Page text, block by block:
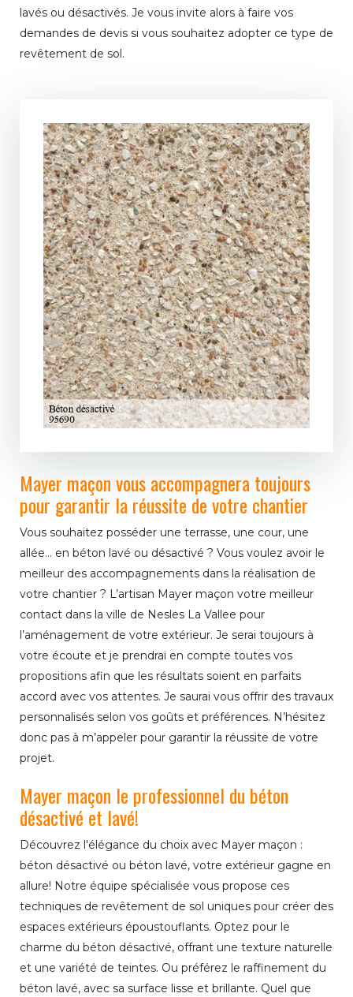
lavés ou désactivés. Je vous invite alors à faire vos
demandes de devis si vous souhaitez adopter ce type de
revêtement de sol.
Mayer maçon vous accompagnera toujours
pour garantir la réussite de votre chantier
Vous souhaitez posséder une terrasse, une cour, une
allée… en béton lavé ou désactivé ? Vous voulez avoir le
meilleur des accompagnements dans la réalisation de
votre chantier ? L’artisan Mayer maçon votre meilleur
contact dans la ville de Nesles La Vallee pour
l’aménagement de votre extérieur. Je serai toujours à
votre écoute et je prendrai en compte toutes vos
propositions afin que les résultats soient en parfaits
accord avec vos attentes. Je saurai vous offrir des travaux
personnalisés selon vos goûts et préférences. N’hésitez
donc pas à m’appeler pour garantir la réussite de votre
projet.
Mayer maçon le professionnel du béton
désactivé et lavé!
Découvrez l'élégance du choix avec Mayer maçon :
béton désactivé ou béton lavé, votre extérieur gagne en
allure! Notre équipe spécialisée vous propose ces
techniques de revêtement de sol uniques pour créer des
espaces extérieurs époustouflants. Optez pour le
charme du béton désactivé, offrant une texture naturelle
et une variété de teintes. Ou préférez le raffinement du
béton lavé, avec sa surface lisse et brillante. Quel que